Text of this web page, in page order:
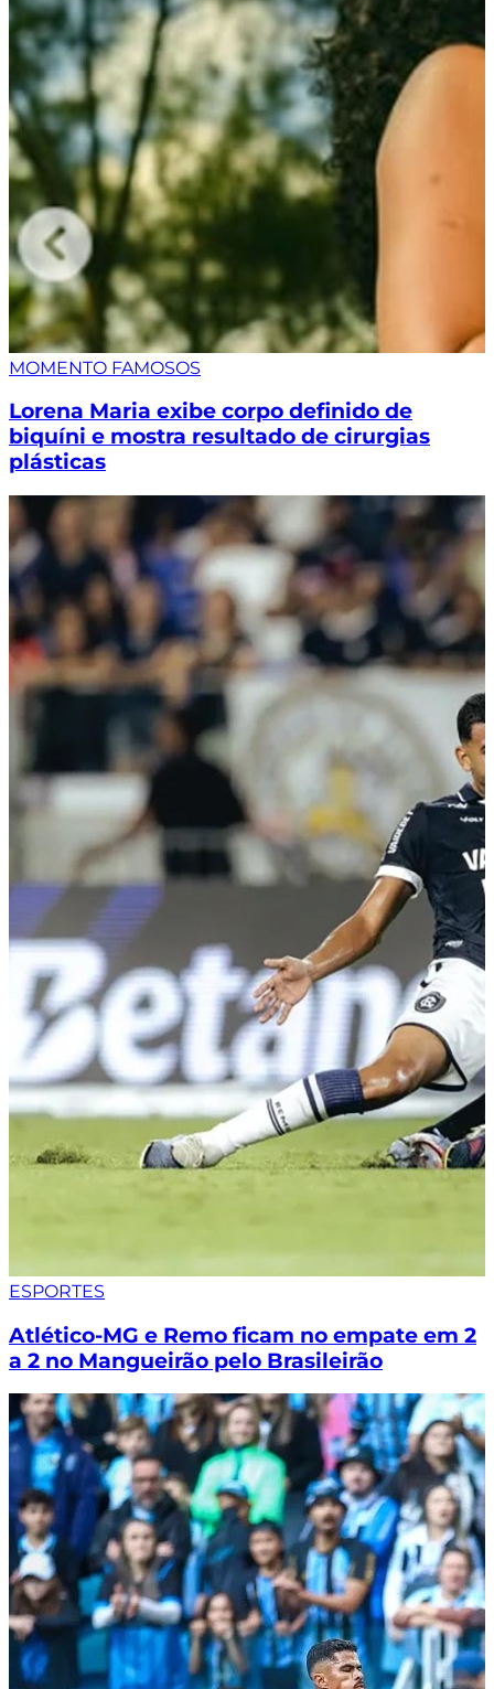
MOMENTO FAMOSOS
Lorena Maria exibe corpo definido de
biquíni e mostra resultado de cirurgias
plásticas
ESPORTES
Atlético-MG e Remo ficam no empate em 2
a 2 no Mangueirão pelo Brasileirão